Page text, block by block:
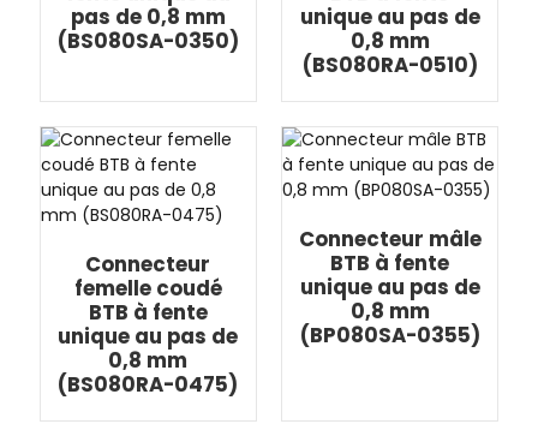
pas de 0,8 mm
(BS080SA-0350)
unique au pas de
0,8 mm
(BS080RA-0510)
Connecteur
femelle coudé
BTB à fente
unique au pas de
0,8 mm
(BS080RA-0475)
Connecteur mâle
BTB à fente
unique au pas de
0,8 mm
(BP080SA-0355)